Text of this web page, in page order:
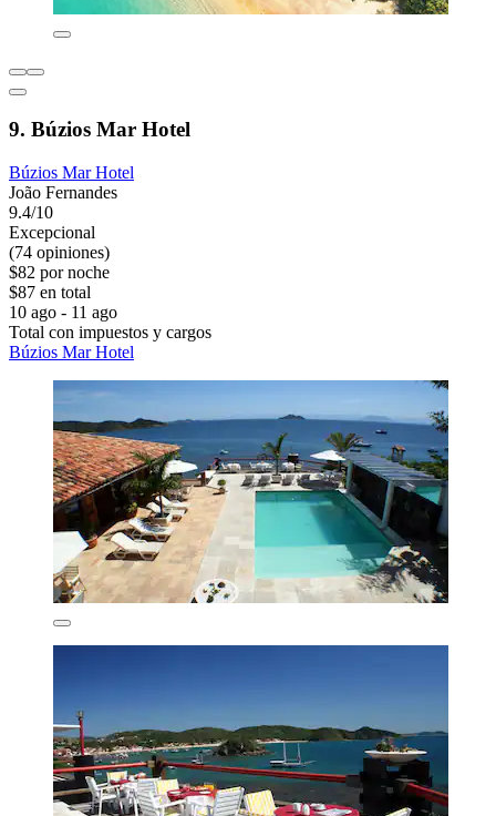
9. Búzios Mar Hotel
Búzios Mar Hotel
João Fernandes
9.4/10
Excepcional
(74 opiniones)
$82 por noche
$87 en total
10 ago - 11 ago
Total con impuestos y cargos
Búzios Mar Hotel